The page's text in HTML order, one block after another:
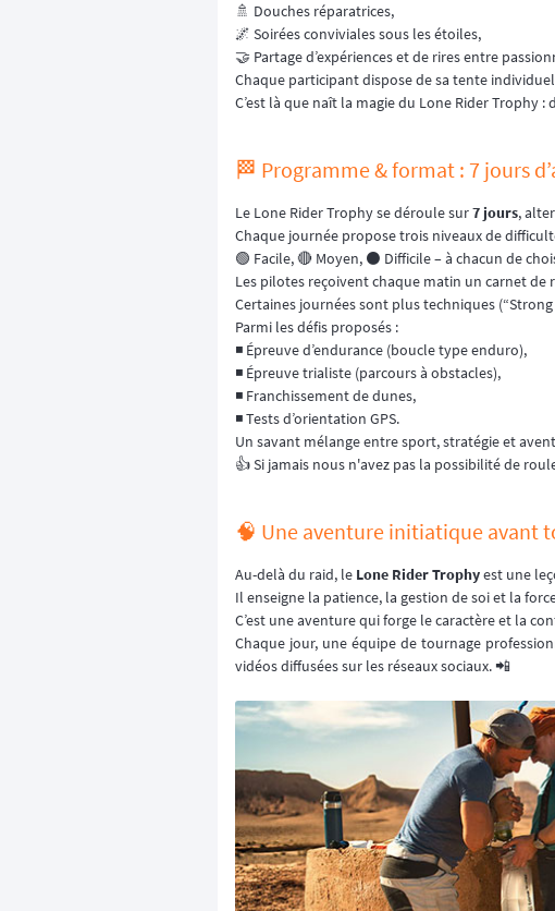
🚿 Douches réparatrices,
🌌 Soirées conviviales sous les étoiles,
🤝 Partage d’expériences et de rires entre
Chaque participant dispose de sa tente
C’est là que naît la magie du Lone Rider Trophy
🏁 Programme & format : 7 jours
Le Lone Rider Trophy se déroule sur7 jours,
Chaque journée propose trois niveaux de
🟢 Facile, 🔴 Moyen, ⚫ Difficile – à chacun de
Les pilotes reçoivent chaque matin un carnet
Certaines journées sont plus techniques
Parmi les défis proposés :
◾️ Épreuve d’endurance (boucle type enduro),
◾️ Épreuve trialiste (parcours à obstacles),
◾️ Franchissement de dunes,
◾️ Tests d’orientation GPS.
Un savant mélange entre sport, stratégie et
👍 Si jamais nous n'avez pas la possibilité de
🧠 Une aventure initiatique avant
Au-delà du raid, le Lone Rider Trophyest une
Il enseigne la patience, la gestion de soi et la
C’est une aventure qui forge le caractère et la
Chaque jour, une équipe de tournage
vidéos diffusées sur les réseaux sociaux. 📲